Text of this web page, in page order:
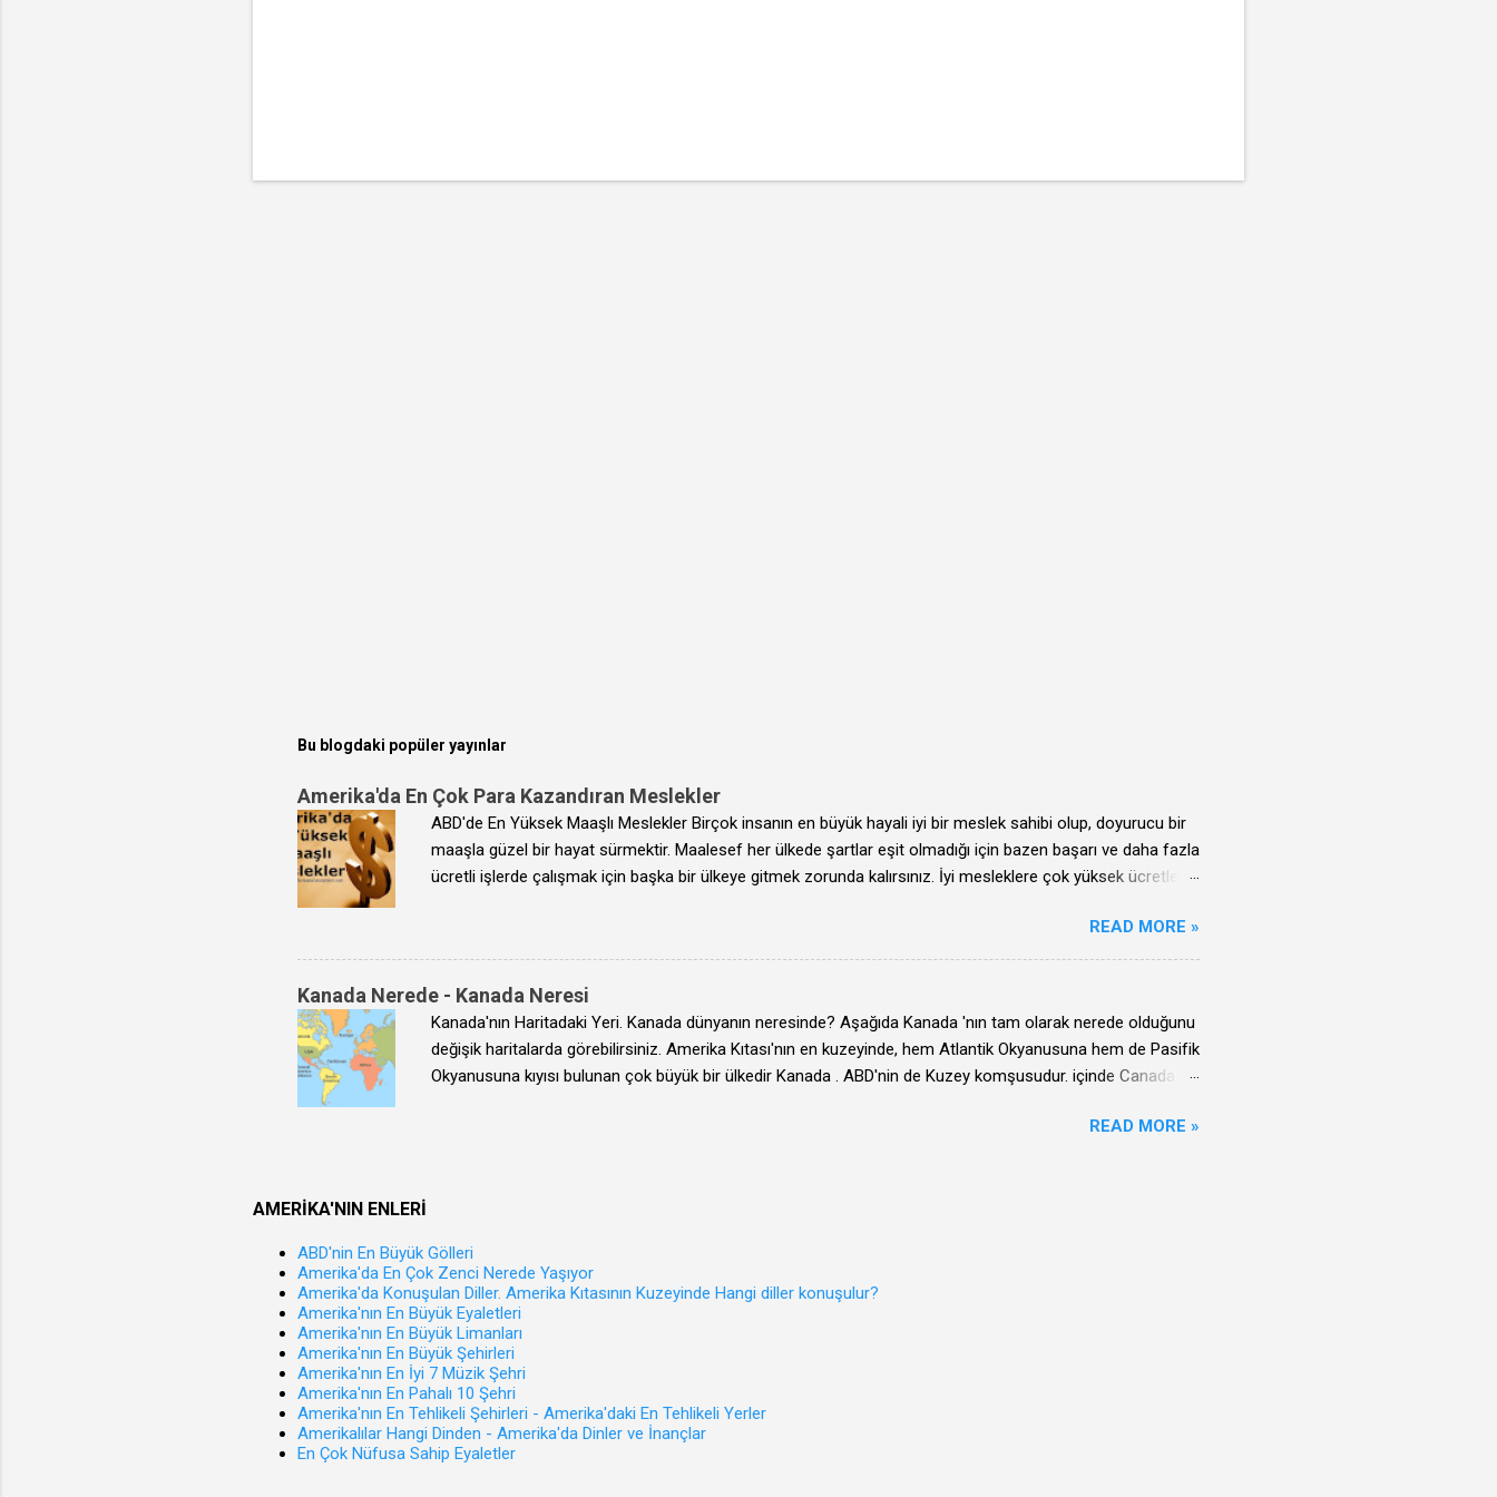
Bu blogdaki popüler yayınlar
Amerika'da En Çok Para Kazandıran Meslekler
ABD'de En Yüksek Maaşlı Meslekler Birçok insanın en büyük hayali iyi bir meslek sahibi olup, doyurucu bir
maaşla güzel bir hayat sürmektir. Maalesef her ülkede şartlar eşit olmadığı için bazen başarı ve daha fazla
ücretli işlerde çalışmak için başka bir ülkeye gitmek zorunda kalırsınız. İyi mesleklere çok yüksek ücretler
imkanlar ile çoğu profesyonelin hayalidir. Dünyanın en zengin ülkelerinden biri olan bu yeni dünyaya gitme
imkanı buldunuz diyelim, peki Amerika'da en çok para kazandıran meslekleri yapabilecek misiniz? En
Yüksek Ücretler Hangi Sektörlerde Aklınıza gelebilecek her türlü işin iyi yaptığınız takdirde hayallerinizinde
tanesi var ki, bu alanda ne iş yaparsanız yapın maaşlar oldukça yüksektir. Çoğunuz tahmin etmişsinizdir;
Sağlık sektörü. Amerika d...
READ MORE »
Kanada Nerede - Kanada Neresi
Kanada'nın Haritadaki Yeri. Kanada dünyanın neresinde? Aşağıda Kanada 'nın tam olarak nerede olduğunu
değişik haritalarda görebilirsiniz. Amerika Kıtası'nın en kuzeyinde, hem Atlantik Okyanusuna hem de Pasifik
Okyanusuna kıyısı bulunan çok büyük bir ülkedir Kanada . ABD'nin de Kuzey komşusudur. içinde Canada
READ MORE »
AMERİKA'NIN ENLERİ
ABD'nin En Büyük Gölleri
Amerika'da En Çok Zenci Nerede Yaşıyor
Amerika'da Konuşulan Diller. Amerika Kıtasının Kuzeyinde Hangi diller konuşulur?
Amerika'nın En Büyük Eyaletleri
Amerika'nın En Büyük Limanları
Amerika'nın En Büyük Şehirleri
Amerika'nın En İyi 7 Müzik Şehri
Amerika'nın En Pahalı 10 Şehri
Amerika'nın En Tehlikeli Şehirleri - Amerika'daki En Tehlikeli Yerler
Amerikalılar Hangi Dinden - Amerika'da Dinler ve İnançlar
En Çok Nüfusa Sahip Eyaletler